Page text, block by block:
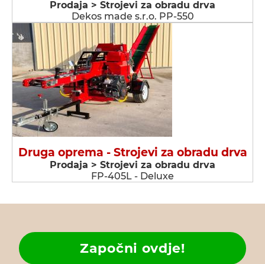
Prodaja > Strojevi za obradu drva
Dekos made s.r.o. PP-550
Druga oprema - Strojevi za obradu drva
Prodaja > Strojevi za obradu drva
FP-405L - Deluxe
Započni ovdje!